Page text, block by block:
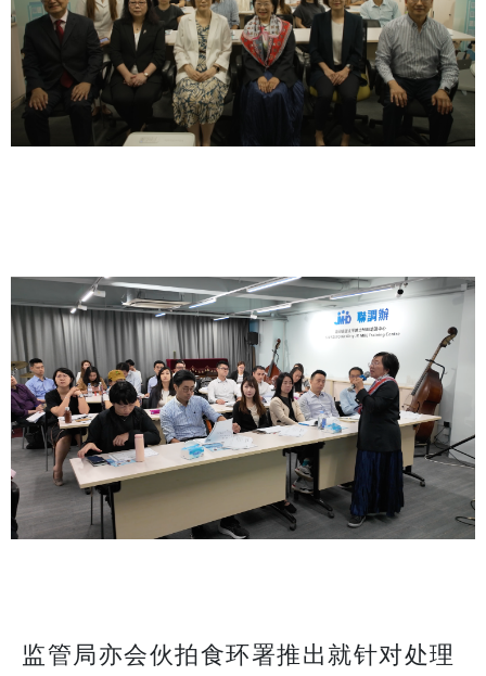
监管局亦会伙拍食环署推出就针对处理